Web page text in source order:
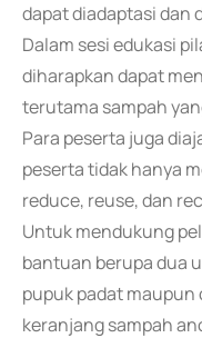
dapat diadaptasi dan
Dalam sesi edukasi
diharapkan dapat
terutama sampah
Para peserta juga
peserta tidak hanya
reduce, reuse, dan
Untuk mendukung
bantuan berupa dua
pupuk padat maupun
keranjang sampah